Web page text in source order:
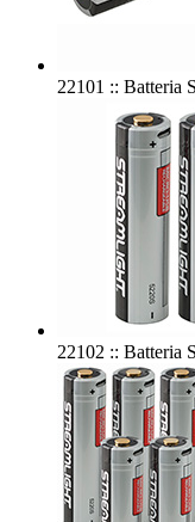
22101 :: Batteria
22102 :: Batteria